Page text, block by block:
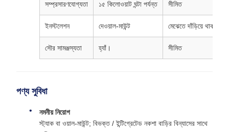
সম্প্রসারণযোগ্যতা ১৫ কিলোওয়াট ঘন্টা পর্যন্ত সীমিত
ইনস্টলেশন দেওয়াল-মাউন্ট মেঝেতে দাঁড়িয়ে থাকা
সৌর সামঞ্জস্যতা হ্যাঁ। সীমিত
পণ্য সুবিধা
নমনীয় নিয়োগ
স্ট্যাক বা ওয়াল-মাউন্ট; বিভক্ত / ইন্টিগ্রেটেড নকশা বাড়ির বিন্যাসের সাথে